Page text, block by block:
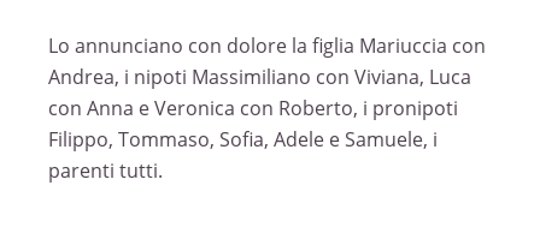
Lo annunciano con dolore la figlia Mariuccia con
Andrea, i nipoti Massimiliano con Viviana, Luca
con Anna e Veronica con Roberto, i pronipoti
Filippo, Tommaso, Sofia, Adele e Samuele, i
parenti tutti.